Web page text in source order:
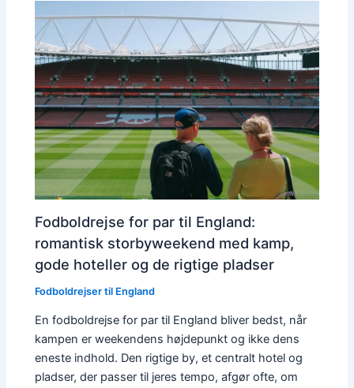
Fodboldrejse for par til England:
romantisk storbyweekend med kamp,
gode hoteller og de rigtige pladser
Fodboldrejser til England
En fodboldrejse for par til England bliver bedst, når
kampen er weekendens højdepunkt og ikke dens
eneste indhold. Den rigtige by, et centralt hotel og
pladser, der passer til jeres tempo, afgør ofte, om